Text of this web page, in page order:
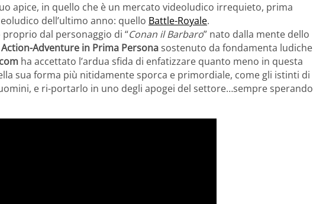
apice, in quello che è un mercato videoludico irrequieto, prima
dell’ultimo anno: quello Battle-Royale.
dal personaggio di “Conan il Barbaro” nato dalla mente dello
Action-Adventure in Prima Personasostenuto da fondamenta ludiche
ha accettato l’ardua sfida di enfatizzare quanto meno in questa
sua forma più nitidamente sporca e primordiale, come gli istinti di
e ri-portarlo in uno degli apogei del settore…sempre sperando